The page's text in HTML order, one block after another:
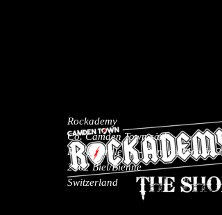
Rockademy
Co. Camden Town sàrl
Rue centrale 7a - Pont du Moulin 2
2502 Biel/Bienne
Switzerland